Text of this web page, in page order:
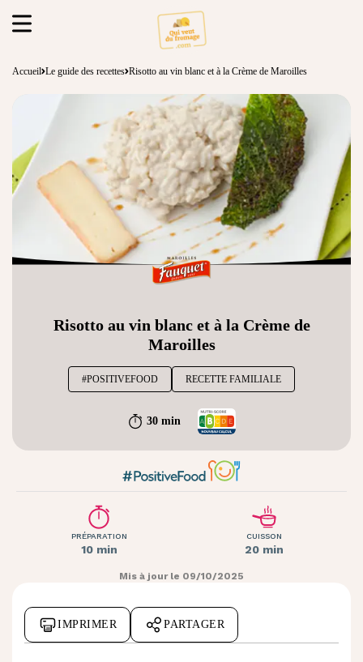
Accueil Le guide des recettes Risotto au vin blanc et à la Crème de Maroilles
Risotto au vin blanc et à la Crème de
Maroilles
#POSITIVEFOOD RECETTE FAMILIALE
30 min
PRÉPARATION
10 min
CUISSON
20 min
Mis à jour le 09/10/2025
IMPRIMER PARTAGER